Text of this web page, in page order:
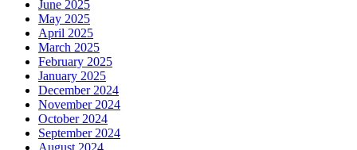
June 2025
May 2025
April 2025
March 2025
February 2025
January 2025
December 2024
November 2024
October 2024
September 2024